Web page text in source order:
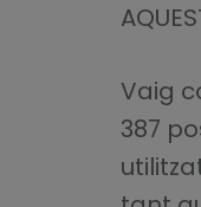
Vaig
387